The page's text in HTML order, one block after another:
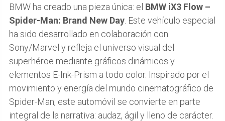
BMW ha creado una pieza única: el BMW iX3 Flow –
Spider-Man: Brand New Day . Este vehículo especial
ha sido desarrollado en colaboración con
Sony/Marvel y refleja el universo visual del
superhéroe mediante gráficos dinámicos y
elementos E-Ink-Prism a todo color. Inspirado por el
movimiento y energía del mundo cinematográfico de
Spider-Man, este automóvil se convierte en parte
integral de la narrativa: audaz, ágil y lleno de carácter.